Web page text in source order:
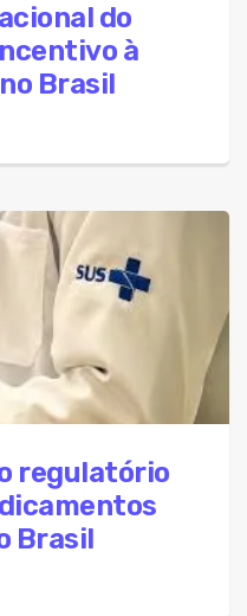
do
à
Brasil
regulatório
Brasil